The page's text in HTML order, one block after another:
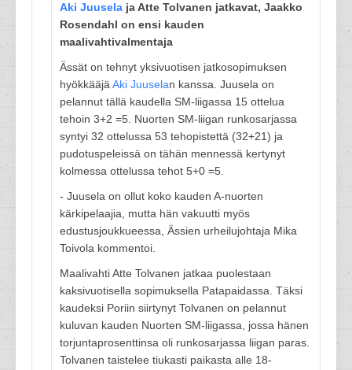
Aki Juusela ja Atte Tolvanen jatkavat, Jaakko
Rosendahl on ensi kauden
maalivahtivalmentaja
Ässät on tehnyt yksivuotisen jatkosopimuksen
hyökkääjä Aki Juuselan kanssa. Juusela on
pelannut tällä kaudella SM-liigassa 15 ottelua
tehoin 3+2 =5. Nuorten SM-liigan runkosarjassa
syntyi 32 ottelussa 53 tehopistettä (32+21) ja
pudotuspeleissä on tähän mennessä kertynyt
kolmessa ottelussa tehot 5+0 =5.
- Juusela on ollut koko kauden A-nuorten
kärkipelaajia, mutta hän vakuutti myös
edustusjoukkueessa, Ässien urheilujohtaja Mika
Toivola kommentoi.
Maalivahti Atte Tolvanen jatkaa puolestaan
kaksivuotisella sopimuksella Patapaidassa. Täksi
kaudeksi Poriin siirtynyt Tolvanen on pelannut
kuluvan kauden Nuorten SM-liigassa, jossa hänen
torjuntaprosenttinsa oli runkosarjassa liigan paras.
Tolvanen taistelee tiukasti paikasta alle 18-